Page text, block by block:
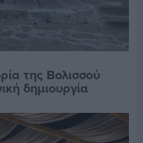
της Βολισσού
δημιουργία